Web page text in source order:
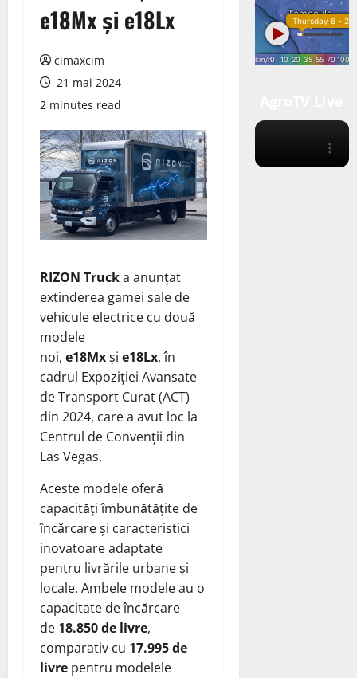
e18Mx și e18Lx
cimaxcim
21 mai 2024
2 minutes read
RIZON Trucka anunțat
extinderea gamei sale de
vehicule electrice cu două
modele
noi, e18Mxși e18Lx, în
cadrul Expoziției Avansate
de Transport Curat (ACT)
din 2024, care a avut loc la
Centrul de Convenții din
Las Vegas.
Aceste modele oferă
capacități îmbunătățite de
încărcare și caracteristici
inovatoare adaptate
pentru livrările urbane și
locale. Ambele modele au o
capacitate de încărcare
de 18.850 de livre,
comparativ cu 17.995 de
livre pentru modelele